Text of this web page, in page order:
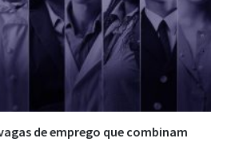
de emprego que combinam